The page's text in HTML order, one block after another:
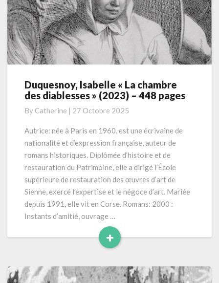
Duquesnoy,
Isabelle
chambre
des
(2023)
–
448
pages
Duquesnoy, Isabelle « La chambre
des diablesses » (2023) – 448 pages
By Catherine | 27 Octobre 2025
Autrice: née à Paris en 1960, est une écrivaine de
nationalité et d’expression française, auteur de
romans historiques. Diplômée d’histoire et de
restauration du Patrimoine, elle a dirigé l’École
supérieure de restauration des œuvres d’art de
Sienne, exercé l’expertise et le négoce d’art. Mariée
depuis 1991, elle vit en Corse. Romans: 2000 :
Instants d’amitié, ouvrage …
+
Read